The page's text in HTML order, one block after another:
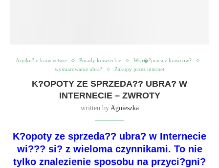
Arytku? o krawiectwie Porady krawieckie
Wsp�?praca z krawcow?
wymiarowanie ubra?
Zakupy przez internet
K?OPOTY ZE SPRZEDA?? UBRA? W
INTERNECIE – ZWROTY
written by Agnieszka
K?opoty ze sprzeda?? ubra? w Internecie
wi??? si? z wieloma czynnikami. To nie
tylko znalezienie sposobu na przyci?gni?